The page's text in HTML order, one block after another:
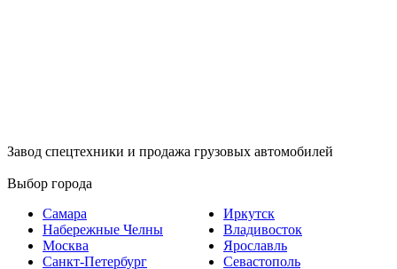
Завод спецтехники и продажа грузовых автомобилей
Выбор города
Самара
Набережные Челны
Москва
Санкт-Петербург
Иркутск
Владивосток
Ярославль
Севастополь